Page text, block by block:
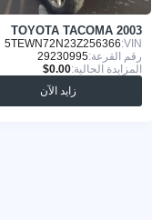
TOYOTA TACOMA 2003
VIN:
5TEWN72N23Z256366
رقم القرعة:29230995
المزايدة الحالية:
زايد الآن